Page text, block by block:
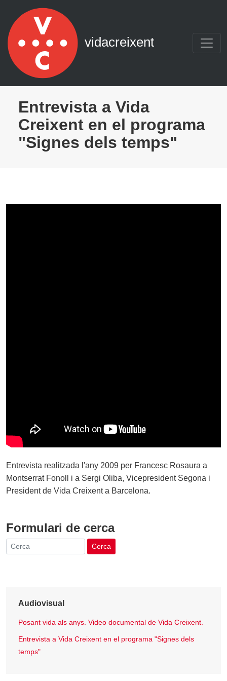
Vés al contingut
vidacreixent
Entrevista a Vida
Creixent en el programa
"Signes dels temps"
Entrevista realitzada l'any 2009 per Francesc Rosaura a
Montserrat Fonoll i a Sergi Oliba, Vicepresident Segona i
President de Vida Creixent a Barcelona.
Formulari de cerca
Cerca
Audiovisual
Posant vida als anys. Video documental de Vida Creixent.
Entrevista a Vida Creixent en el programa "Signes dels
temps"